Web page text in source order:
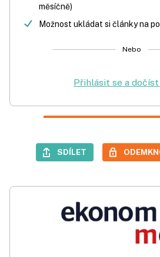
měsíčně)
Možnost ukládat si články na
Nebo
Přihlásit se a
SDÍLET